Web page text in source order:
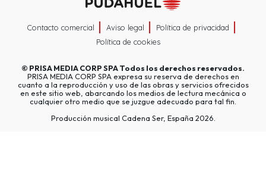
Contacto comercial Aviso legal
Política de privacidad
Política de cookies
© PRISA MEDIA CORP SPATodos los derechos reservados.
PRISA MEDIA CORP SPA expresa su reserva de derechos en
cuanto a la reproducción y uso de las obras y servicios ofrecidos
en este sitio web, abarcando los medios de lectura mecánica o
cualquier otro medio que se juzgue adecuado para tal fin.
Producción musical Cadena Ser, España 2026.